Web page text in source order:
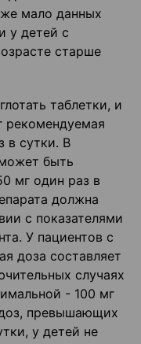
мало данных
у детей с
старше
таблетки, и
рекомендуемая
в сутки. В
быть
мг один раз в
должна
с показателями
У пациентов с
доза составляет
случаях
- 100 мг
превышающих
у детей не